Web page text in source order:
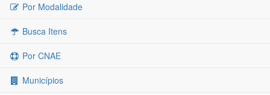
Por Modalidade
Busca Itens
Por CNAE
Municípios